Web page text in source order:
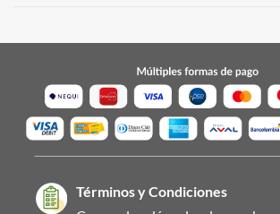
Términos y Condiciones